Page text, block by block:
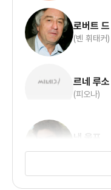
전부이다.
항상 올바른 선택을 하기
그리고 은퇴 후 일이 없
할 수 있다.
직장인인 필자도 꼭 함양
영화 중간중간 촬영감독
로버트
(벤 휘태커)
르네 루소
(피오나)
냇 울프
(저스틴)